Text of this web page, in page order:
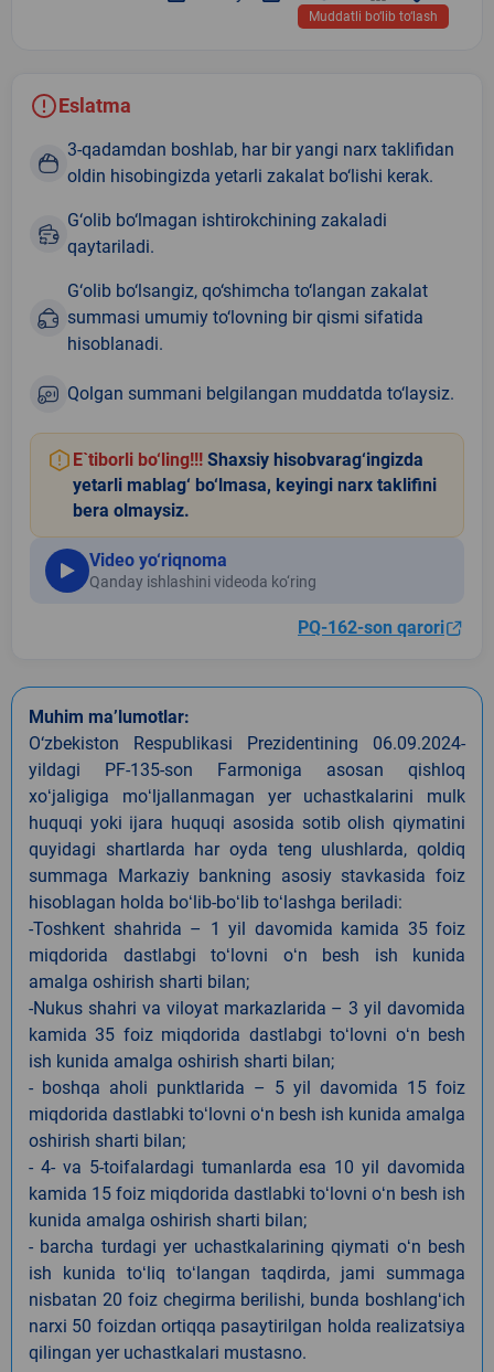
Muddatli bo‘lib to‘lash
Eslatma
3-qadamdan boshlab, har bir yangi narx taklifidan
oldin hisobingizda yetarli zakalat bo‘lishi kerak.
G‘olib bo‘lmagan ishtirokchining zakaladi
qaytariladi.
G‘olib bo‘lsangiz, qo‘shimcha to‘langan zakalat
summasi umumiy to‘lovning bir qismi sifatida
hisoblanadi.
Qolgan summani belgilangan muddatda to‘laysiz.
E`tiborli bo‘ling!!! Shaxsiy hisobvarag‘ingizda
yetarli mablag‘ bo‘lmasa, keyingi narx taklifini
bera olmaysiz.
Video yo‘riqnoma
Qanday ishlashini videoda ko‘ring
PQ-162-son qarori
Muhim ma’lumotlar:
O‘zbekiston Respublikasi Prezidentining 06.09.2024-
yildagi PF-135-son Farmoniga asosan qishloq
xoʻjaligiga moʻljallanmagan yer uchastkalarini mulk
huquqi yoki ijara huquqi asosida sotib olish qiymatini
quyidagi shartlarda har oyda teng ulushlarda, qoldiq
summaga Markaziy bankning asosiy stavkasida foiz
hisoblagan holda boʻlib-boʻlib toʻlashga beriladi:
-Toshkent shahrida – 1 yil davomida kamida 35 foiz
miqdorida dastlabgi toʻlovni oʻn besh ish kunida
amalga oshirish sharti bilan;
-Nukus shahri va viloyat markazlarida – 3 yil davomida
kamida 35 foiz miqdorida dastlabgi toʻlovni oʻn besh
ish kunida amalga oshirish sharti bilan;
- boshqa aholi punktlarida – 5 yil davomida 15 foiz
miqdorida dastlabki toʻlovni oʻn besh ish kunida amalga
oshirish sharti bilan;
- 4- va 5-toifalardagi tumanlarda esa 10 yil davomida
kamida 15 foiz miqdorida dastlabki toʻlovni oʻn besh ish
kunida amalga oshirish sharti bilan;
- barcha turdagi yer uchastkalarining qiymati oʻn besh
ish kunida toʻliq toʻlangan taqdirda, jami summaga
nisbatan 20 foiz chegirma berilishi, bunda boshlangʻich
narxi 50 foizdan ortiqqa pasaytirilgan holda realizatsiya
qilingan yer uchastkalari mustasno.